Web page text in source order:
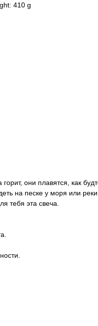
410 g
они плавятся, как
на песке у моря или
тебя эта свеча.